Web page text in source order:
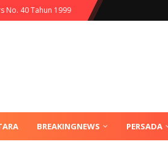
No. 40 Tahun 1999
BREAKINGNEWS PERSADA